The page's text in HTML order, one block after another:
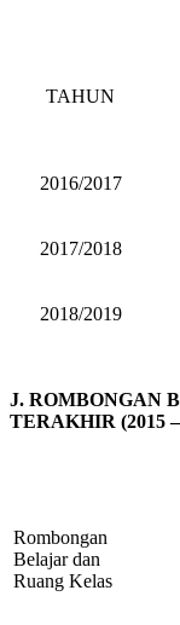
TAHUN
2016/2017
2017/2018
2018/2019
J. ROMBONGAN
TERAKHIR (2015 –
Rombongan
Belajar dan
Ruang Kelas